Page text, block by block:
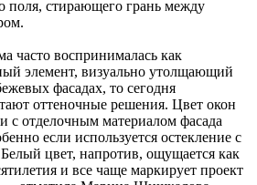
поля, стирающего грань между
часто воспринималась как
элемент, визуально утолщающий
фасадах, то сегодня
оттеночные решения. Цвет окон
с отделочным материалом фасада
если используется остекление с
цвет, напротив, ощущается как
и все чаще маркирует проект